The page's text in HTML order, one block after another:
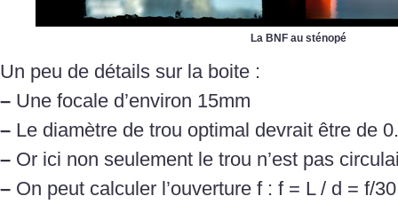
La BNF au sténopé
Un peu de détails sur la boite :
– Une focale d’environ 15mm
– Le diamètre de trou optimal devrait être de
– Or ici non seulement le trou n’est pas
– On peut calculer l’ouverture f : f = L / d = f/30